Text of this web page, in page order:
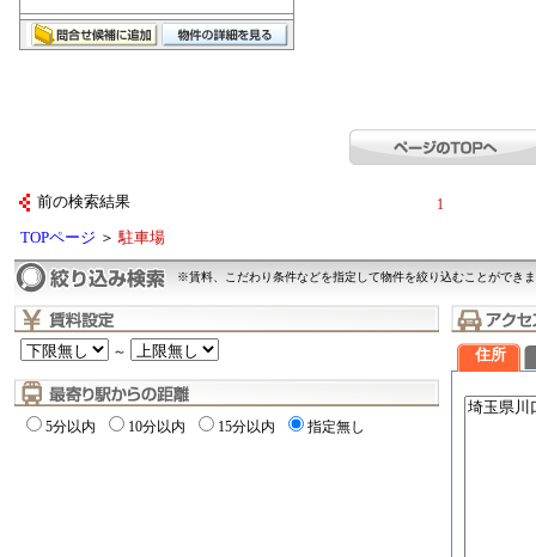
前の検索結果 1
TOPページ ＞駐車場
※賃料、こだわり条件などを指定して物件を絞り込むことができ
～
5分以内 10分以内 15分以内 指定無し
住所